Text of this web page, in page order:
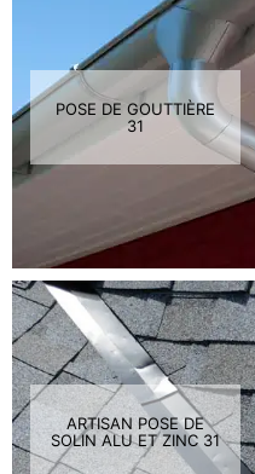
POSE DE GOUTTIÈRE
31
ARTISAN POSE DE
SOLIN ALU ET ZINC 31